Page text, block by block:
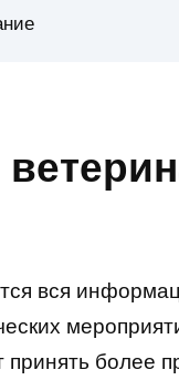
вся
более